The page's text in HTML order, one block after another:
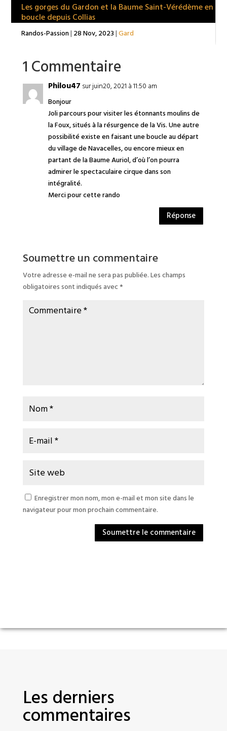
Les gorges du Gardon et la Baume Saint-Vérédème en
boucle depuis Collias
Randos-Passion| 28 Nov, 2023 | Gard
1 Commentaire
Philou47 sur juin20, 2021 à 11:50 am
Bonjour
Joli parcours pour visiter les étonnants moulins de
la Foux, situés à la résurgence de la Vis. Une autre
possibilité existe en faisant une boucle au départ
du village de Navacelles, ou encore mieux en
partant de la Baume Auriol, d’où l’on pourra
admirer le spectaculaire cirque dans son
intégralité.
Merci pour cette rando
Réponse
Soumettre un commentaire
Votre adresse e-mail ne sera pas publiée. Les champs
obligatoires sont indiqués avec *
Enregistrer mon nom, mon e-mail et mon site dans le
navigateur pour mon prochain commentaire.
Soumettre le commentaire
Les derniers
commentaires